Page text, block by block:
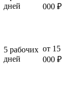
дней
000 ₽
5 рабочих
дней
от 15
000 ₽